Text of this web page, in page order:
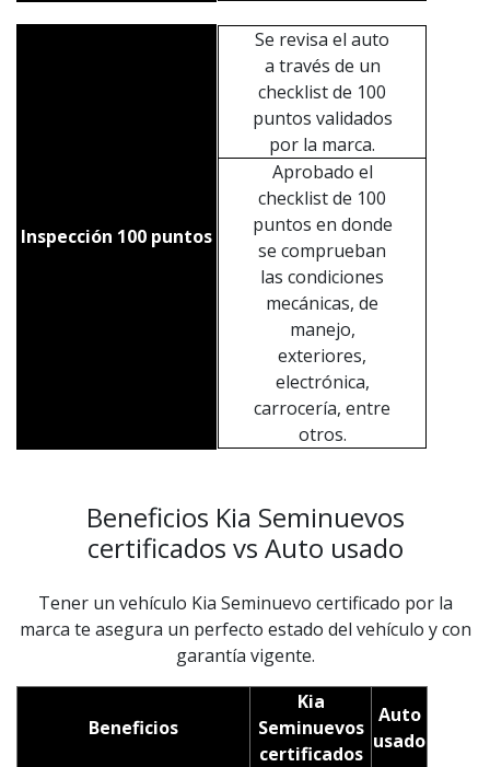
Inspección 100 puntos
Se revisa el auto
a través de un
checklist de 100
puntos validados
por la marca.
Aprobado el
checklist de 100
puntos en donde
se comprueban
las condiciones
mecánicas, de
manejo,
exteriores,
electrónica,
carrocería, entre
otros.
Beneficios Kia Seminuevos
certificados vs Auto usado
Tener un vehículo Kia Seminuevo certificado por la
marca te asegura un perfecto estado del vehículo y con
garantía vigente.
Beneficios
Kia
Seminuevos
certificados
Auto
usado